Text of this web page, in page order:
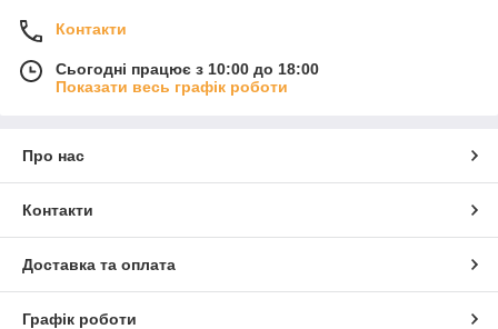
Контакти
Сьогодні працює з 10:00 до 18:00
Показати весь графік роботи
Про нас
Контакти
Доставка та оплата
Графік роботи